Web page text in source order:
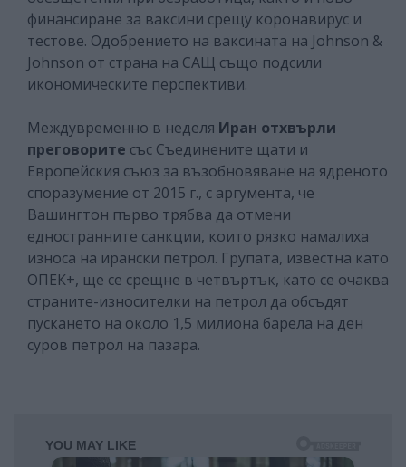
финансиране за ваксини срещу коронавирус и
тестове. Одобрението на ваксината на Johnson &
Johnson от страна на САЩ също подсили
икономическите перспективи.
Междувременно в неделя Иран отхвърли
преговорите със Съединените щати и
Европейския съюз за възобновяване на ядреното
споразумение от 2015 г., с аргумента, че
Вашингтон първо трябва да отмени
едностранните санкции, които рязко намалиха
износа на ирански петрол. Групата, известна като
ОПЕК+, ще се срещне в четвъртък, като се очаква
страните-износителки на петрол да обсъдят
пускането на около 1,5 милиона барела на ден
суров петрол на пазара.